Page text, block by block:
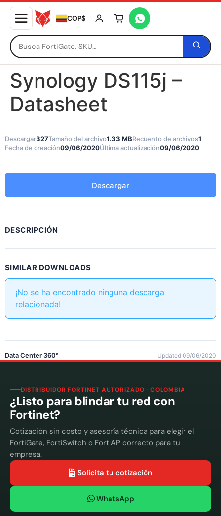
COP$ Tu carrito está vacío
Synology DS115j –
Datasheet
Descargar327Tamaño del archivo1.33 MBRecuento de archivos1
Fecha de creación09/06/2020Última actualización09/06/2020
Descargar
DESCRIPCIÓN
SIMILAR DOWNLOADS
¡No se ha encontrado ninguna descarga
relacionada!
Data Center 360° Updated 09/06/2020
DISTRIBUIDOR FORTINET AUTORIZADO · COLOMBIA
¿Listo para blindar tu red con
Fortinet?
Cotización sin costo y asesoría técnica para elegir el
FortiGate, FortiSwitch o FortiAP correcto para tu
empresa.
Solicita tu cotización
WhatsApp